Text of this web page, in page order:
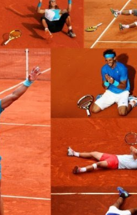
আশরাফুলের কাছে খোলা চিঠি